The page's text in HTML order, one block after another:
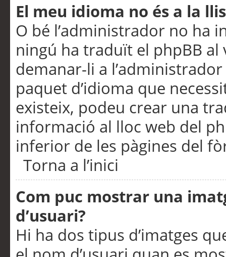
El meu idioma no és a la
O bé l’administrador no ha
ningú ha traduït el phpBB
demanar-li a
paquet d’idioma que
existeix, podeu crear una
informació al lloc web del
inferior de les pàgines del
Torna a l’inici
Com puc mostrar una
d’usuari?
Hi ha dos tipus d’imatges